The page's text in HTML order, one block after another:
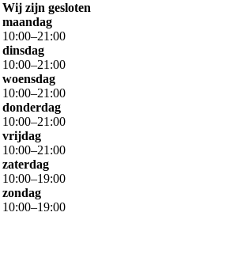
Wij zijn gesloten
maandag
10:00–21 :00
dinsdag
10:00–21 :00
woensdag
10:00–21 :00
donderdag
10:00–21 :00
vrijdag
10:00–21 :00
zaterdag
10:00–19:00
zondag
10:00–19:00